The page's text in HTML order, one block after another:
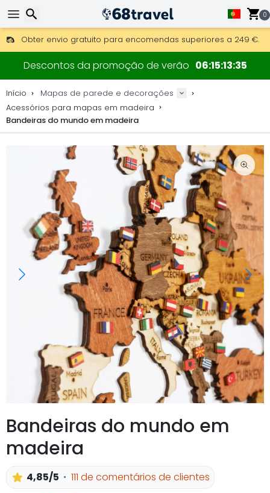
0
Obter envio gratuito para encomendas superiores a 249 €.
Overnight DHL Express também disponível.
30 dias para devolução, 90 dias para mapas de madeira e
Fabricante original de mapas e decorações.
Descontos da promoção de verão 06151334
Início
Mapas de parede e decorações
Acessórios para mapas em madeira
Bandeiras do mundo em madeira
Bandeiras do mundo em
madeira
4,85/5
111 de comentários de clientes
Pesquisar
Pesquisar